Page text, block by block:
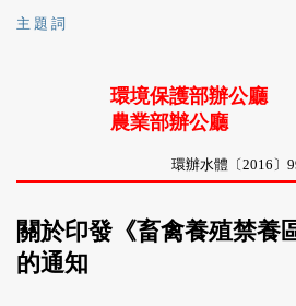
主 題 詞
環境保護部辦公廳
農業部辦公廳
環辦水體〔2016〕
關於印發《畜禽養殖禁養
的通知